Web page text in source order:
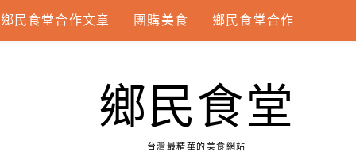
鄉民食堂合作文章 團購美食 鄉民食堂合作
鄉民食堂
台灣最精華的美食網站